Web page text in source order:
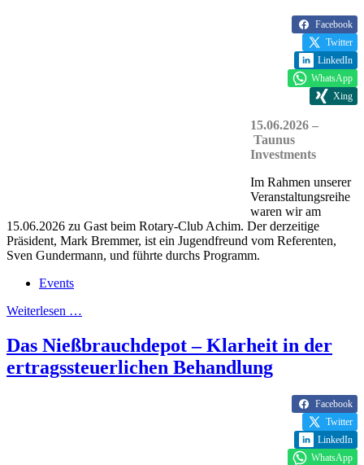
Facebook
Twitter
LinkedIn
WhatsApp
Xing
15.06.2026 –
Taunus
Investments
Im Rahmen unserer
Veranstaltungsreihe
waren wir am
15.06.2026 zu Gast beim Rotary-Club Achim. Der derzeitige
Präsident, Mark Bremmer, ist ein Jugendfreund vom Referenten,
Sven Gundermann, und führte durchs Programm.
Events
Weiterlesen …
Das Nießbrauchdepot – Klarheit in der
ertragssteuerlichen Behandlung
Facebook
Twitter
LinkedIn
WhatsApp